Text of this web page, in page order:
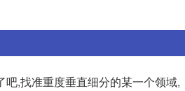
,找准重度垂直细分的某一个领域,